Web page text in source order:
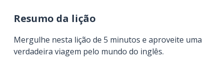
Resumo da lição
Mergulhe nesta lição de 5 minutos e aproveite uma
verdadeira viagem pelo mundo do inglês.